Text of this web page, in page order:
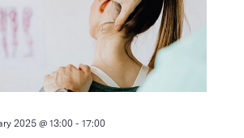
2025 @ 13:00 -17:00